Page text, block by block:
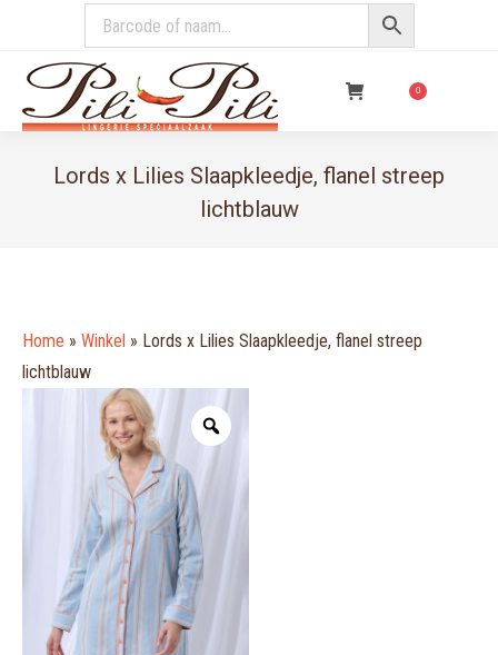
0
Lords x Lilies Slaapkleedje, flanel streep
lichtblauw
Home » Winkel » Lords x Lilies Slaapkleedje, flanel streep
lichtblauw